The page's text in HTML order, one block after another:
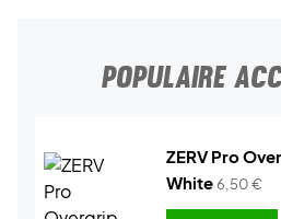
POPULAIRE
ZERV Pro
White6,50€